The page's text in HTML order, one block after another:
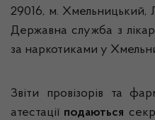
29016, м. Хмельницький,
Державна служба з
за наркотиками у
Звіти провізорів та
атестації подаються